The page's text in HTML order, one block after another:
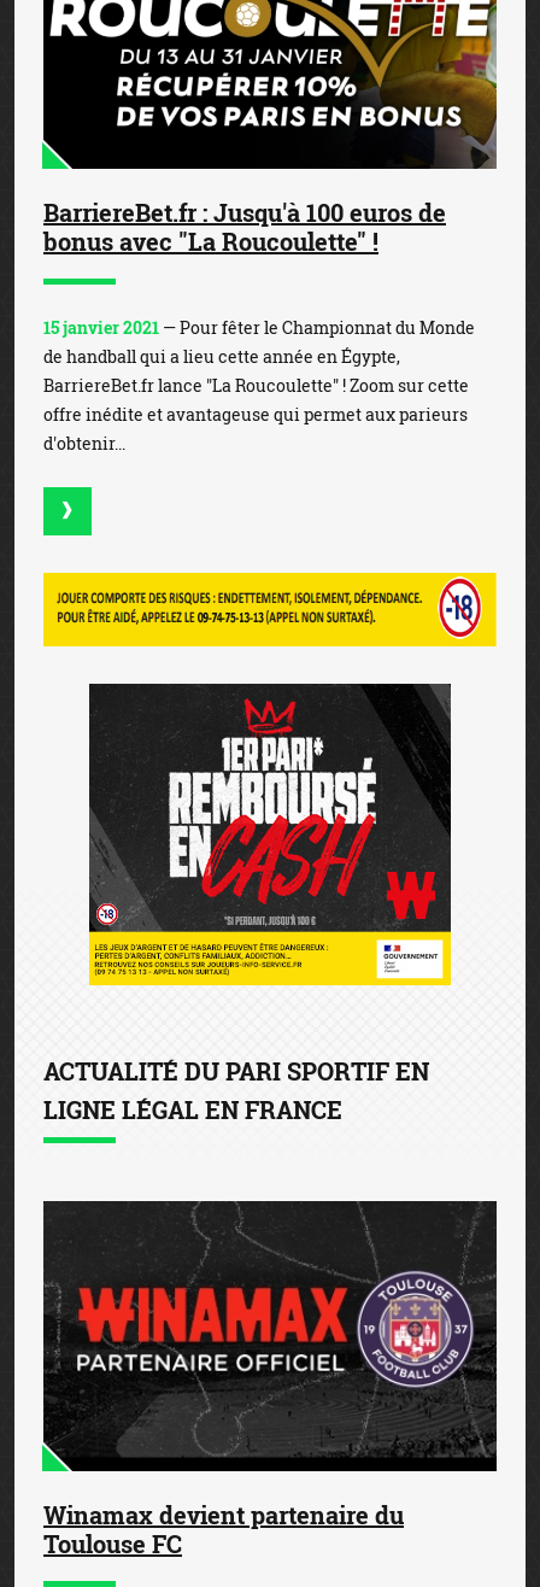
BarriereBet.fr : Jusqu'à 100 euros de
bonus avec "La Roucoulette" !
15 janvier 2021 — Pour fêter le Championnat du Monde
de handball qui a lieu cette année en Égypte,
BarriereBet.fr lance "La Roucoulette" ! Zoom sur cette
offre inédite et avantageuse qui permet aux parieurs
d'obtenir...
ACTUALITÉ DU PARI SPORTIF EN
LIGNE LÉGAL EN FRANCE
Winamax devient partenaire du
Toulouse FC